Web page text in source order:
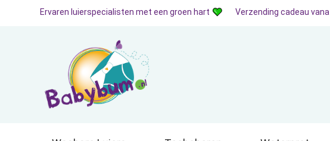
Wasbare Luiers Toebehoren
Ervaren luierspecialisten met een groen hart Verzending cadeau